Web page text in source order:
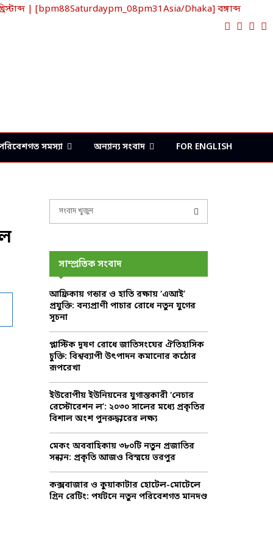
| [bpm88Saturdaypm_08pm31Asia/Dhaka] বঙ্গাব্দ
সমস্যা অন্যান্য সংবাদ FOR ENGLISH
o
r
:
R
C
H
সাম্প্রতিক সংবাদ
আফ্রিকায় গন্ডার ও হাতি রক্ষায় ‘এআই’
প্রযুক্তি: বন্যপ্রাণী পাচার রোধে নতুন যুগের
সূচনা
প্লাস্টিক দূষণ রোধে জাতিসংঘের ঐতিহাসিক
চুক্তি: বিশ্বব্যাপী উৎপাদন কমানোর কঠোর
রূপরেখা
ইউরোপীয় ইউনিয়নের যুগান্তকারী ‘নেচার
রেস্টোরেশন ল’: ২০৩০ সালের মধ্যে প্রকৃতির
বিশাল অংশ পুনরুদ্ধারের লক্ষ্য
মেকং অববাহিকায় ৩৮০টি নতুন প্রজাতির
সন্ধান: প্রকৃতি আজও বিস্ময়ে ভরপুর
কক্সবাজার ও কুয়াকাটার হোটেল-মোটেলে
গ্রিন রেটিং: পর্যটনে নতুন পরিবেশগত মানদণ্ড